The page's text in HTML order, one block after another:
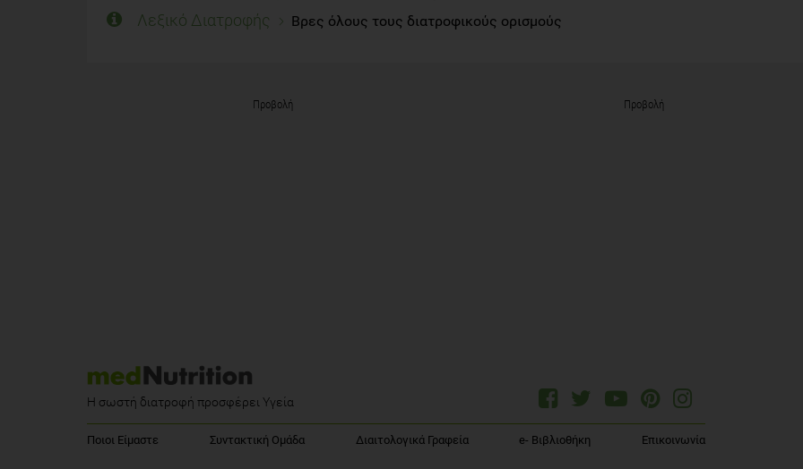
Λεξικό Διατροφής Βρες όλους τους διατροφικούς ορισμούς
Προβολή Προβολή
Η σωστή διατροφή προσφέρει Υγεία
Ποιοι Είμαστε Συντακτική Ομάδα Διαιτολογικά Γραφεία e- Βιβλιοθήκη Επικοινωνία